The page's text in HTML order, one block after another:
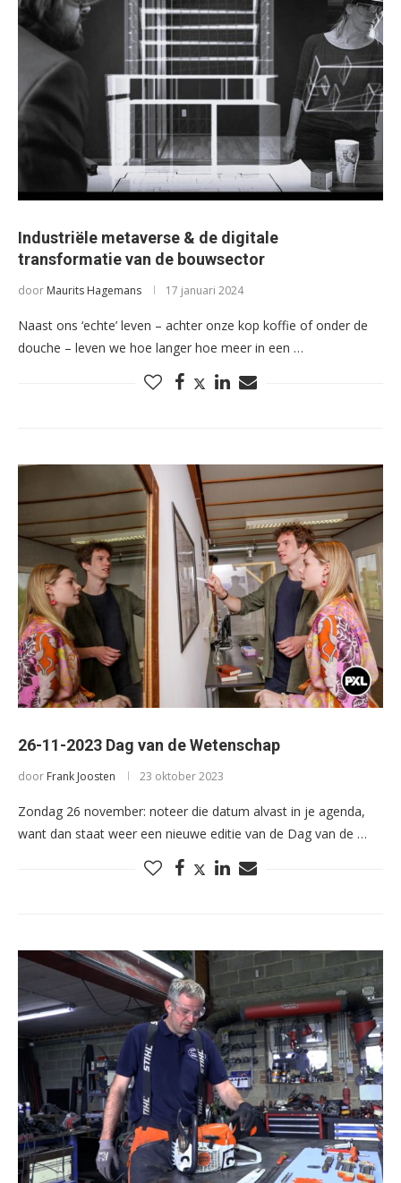
Industriële metaverse & de digitale
transformatie van de bouwsector
door Maurits Hagemans 17 januari 2024
Naast ons ‘echte’ leven – achter onze kop koffie of onder de
douche – leven we hoe langer hoe meer in een …
26-11-2023 Dag van de Wetenschap
door Frank Joosten 23 oktober 2023
Zondag 26 november: noteer die datum alvast in je agenda,
want dan staat weer een nieuwe editie van de Dag van de …